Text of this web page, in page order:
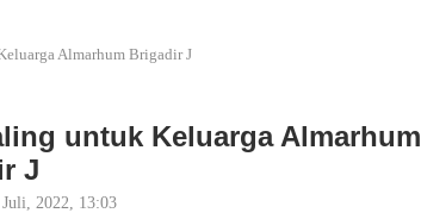
Almarhum Brigadir J
untuk Keluarga Almarhum
J
Juli, 2022, 13:03